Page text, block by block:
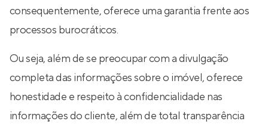
consequentemente, oferece uma garantia frente aos
processos burocráticos.
Ou seja, além de se preocupar com a divulgação
completa das informações sobre o imóvel, oferece
honestidade e respeito à confidencialidade nas
informações do cliente, além de total transparência